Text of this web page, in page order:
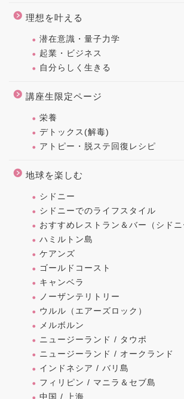
理想を叶える
潜在意識・量子力学
起業・ビジネス
自分らしく生きる
講座生限定ページ
栄養
デトックス(解毒)
アトピー・脱ステ回復レシピ
地球を楽しむ
シドニー
シドニーでのライフスタイル
おすすめレストラン＆バー（シドニ
ハミルトン島
ケアンズ
ゴールドコースト
キャンベラ
ノーザンテリトリー
ウルル（エアーズロック）
メルボルン
ニュージーランド / タウポ
ニュージーランド / オークランド
インドネシア / バリ島
フィリピン / マニラ＆セブ島
中国 / 上海